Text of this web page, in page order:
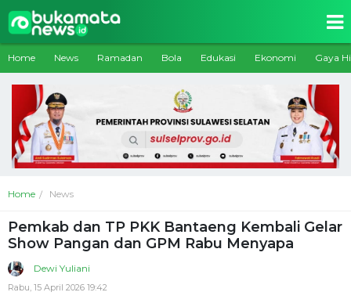
Home News Ramadan Bola Edukasi Ekonomi Gaya
Home News
Pemkab dan TP PKK Bantaeng Kembali Gelar
Show Pangan dan GPM Rabu Menyapa
Dewi Yuliani
Rabu, 15 April 2026 19:42